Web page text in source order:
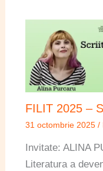
FILIT 2025 –
31 octombrie 2025/
Invitate: ALINA
Literatura a